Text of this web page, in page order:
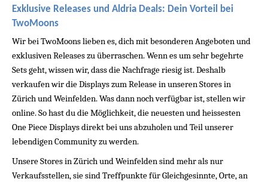
Exklusive Releases und Aldria Deals: Dein Vorteil bei
TwoMoons
Wir bei TwoMoons lieben es, dich mit besonderen Angeboten und
exklusiven Releases zu überraschen. Wenn es um sehr begehrte
Sets geht, wissen wir, dass die Nachfrage riesig ist. Deshalb
verkaufen wir die Displays zum Release in unseren Stores in
Zürich und Weinfelden. Was dann noch verfügbar ist, stellen wir
online. So hast du die Möglichkeit, die neuesten und heissesten
One Piece Displays direkt bei uns abzuholen und Teil unserer
lebendigen Community zu werden.
Unsere Stores in Zürich und Weinfelden sind mehr als nur
Verkaufsstellen, sie sind Treffpunkte für Gleichgesinnte, Orte, an